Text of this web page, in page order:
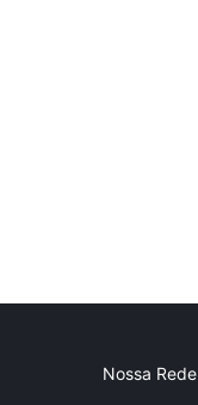
Nossa Rede